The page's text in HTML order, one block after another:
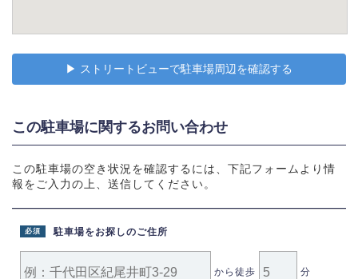
▶︎ ストリートビューで駐車場周辺を確認する
この駐車場に関するお問い合わせ
この駐車場の空き状況を確認するには、下記フォームより情
報をご入力の上、送信してください。
駐車場をお探しのご住所
必須
から徒歩 分